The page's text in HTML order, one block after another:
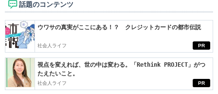
話題のコンテンツ
PR
ウワサの真実がここにある！？ クレジットカードの都市伝説
社会人ライフ
PR
視点を変えれば、世の中は変わる。「Rethink PROJECT」がつ
たえたいこと。
社会人ライフ